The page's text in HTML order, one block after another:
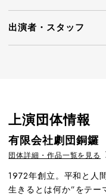
出演者・ スタッフ
上演団体情報
有限会社劇団銅鑼
団体詳細・作品一覧を見る
1972年創立。平和と人
生きるとは何か”をテー